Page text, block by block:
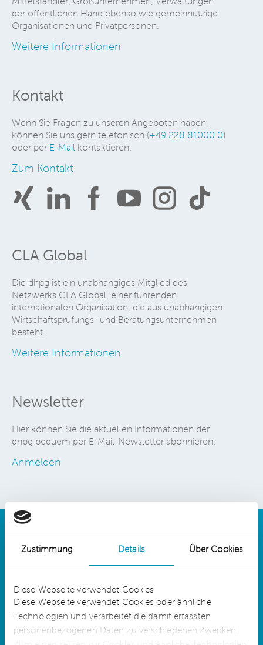
Zustimmung Details Über Cookies
Diese Webseite verwendet Cookies
Diese Webseite verwendet Cookies oder ähnliche
Technologien und verarbeitet die damit erfassten
personenbezogenen Daten zu verschiedenen Zwecken.
der öffentlichen Hand ebenso wie gemeinnützige
Organisationen und Privatpersonen.
Weitere Informationen
Kontakt
Wenn Sie Fragen zu unseren Angeboten haben,
können Sie uns gern telefonisch (+49 228 81000 0)
oder per E-Mail kontaktieren.
Zum Kontakt
CLA Global
Die dhpg ist ein unabhängiges Mitglied des
Netzwerks CLA Global, einer führenden
internationalen Organisation, die aus unabhängigen
Wirtschaftsprüfungs- und Beratungsunternehmen
besteht.
Weitere Informationen
Newsletter
Hier können Sie die aktuellen Informationen der
dhpg bequem per E-Mail-Newsletter abonnieren.
Anmelden
dhpg is an independent network member of
CLA Global. See
CLAglobal.com/disclaimer